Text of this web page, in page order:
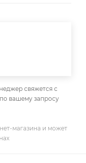
свяжется с
вашему запросу
магазина и может